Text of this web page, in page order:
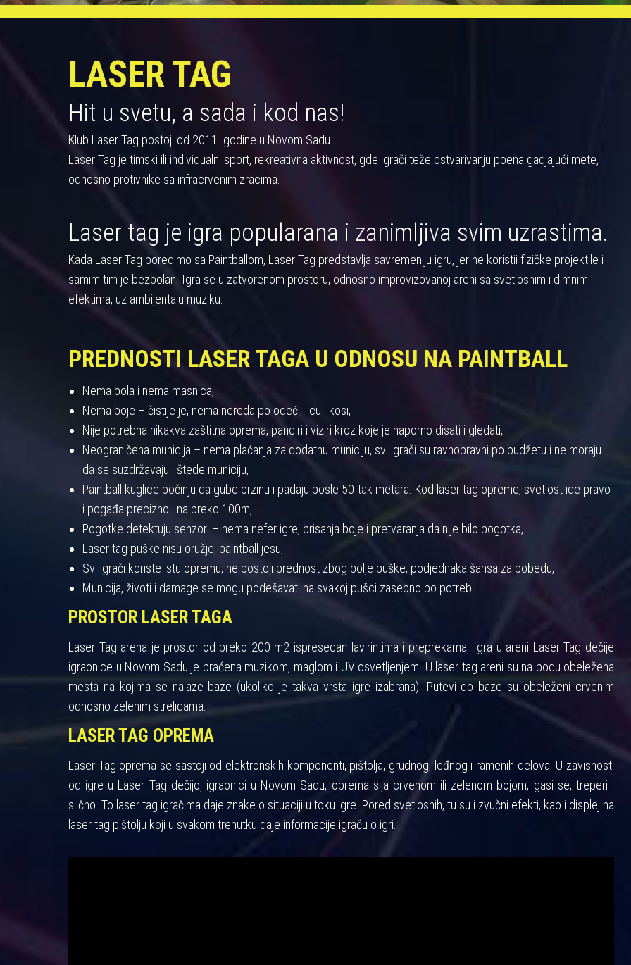
LASER TAG
Hit u svetu, a sada i kod nas!
Klub Laser Tag postoji od 2011. godine u Novom Sadu.
Laser Tag je timski ili individualni sport, rekreativna aktivnost, gde igrači teže ostvarivanju poena gadjajući mete,
odnosno protivnike sa infracrvenim zracima.
Laser tag je igra popularana i zanimljiva svim uzrastima.
Kada Laser Tag poredimo sa Paintballom, Laser Tag predstavlja savremeniju igru, jer ne koristii fizičke projektile i
samim tim je bezbolan. Igra se u zatvorenom prostoru, odnosno improvizovanoj areni sa svetlosnim i dimnim
efektima, uz ambijentalu muziku.
PREDNOSTI LASER TAGA U ODNOSU NA PAINTBALL
Nema bola i nema masnica,
Nema boje – čistije je, nema nereda po odeći, licu i kosi,
Nije potrebna nikakva zaštitna oprema, panciri i viziri kroz koje je naporno disati i gledati,
Neograničena municija – nema plaćanja za dodatnu municiju, svi igrači su ravnopravni po budžetu i ne moraju
da se suzdržavaju i štede municiju,
Paintball kuglice počinju da gube brzinu i padaju posle 50-tak metara. Kod laser tag opreme, svetlost ide pravo
i pogađa precizno i na preko 100m,
Pogotke detektuju senzori – nema nefer igre, brisanja boje i pretvaranja da nije bilo pogotka,
Laser tag puške nisu oružje, paintball jesu,
Svi igrači koriste istu opremu; ne postoji prednost zbog bolje puške; podjednaka šansa za pobedu,
Municija, životi i damage se mogu podešavati na svakoj pušci zasebno po potrebi.
PROSTOR LASER TAGA
Laser Tag arena je prostor od preko 200 m2 ispresecan lavirintima i preprekama. Igra u areni Laser Tag dečije
igraonice u Novom Sadu je praćena muzikom, maglom i UV osvetljenjem. U laser tag areni su na podu obeležena
mesta na kojima se nalaze baze (ukoliko je takva vrsta igre izabrana). Putevi do baze su obeleženi crvenim
odnosno zelenim strelicama.
LASER TAG OPREMA
Laser Tag oprema se sastoji od elektronskih komponenti, pištolja, grudnog, leđnog i ramenih delova. U zavisnosti
od igre u Laser Tag dečijoj igraonici u Novom Sadu, oprema sija crvenom ili zelenom bojom, gasi se, treperi i
slično. To laser tag igračima daje znake o situaciji u toku igre. Pored svetlosnih, tu su i zvučni efekti, kao i displej na
laser tag pištolju koji u svakom trenutku daje informacije igraču o igri.